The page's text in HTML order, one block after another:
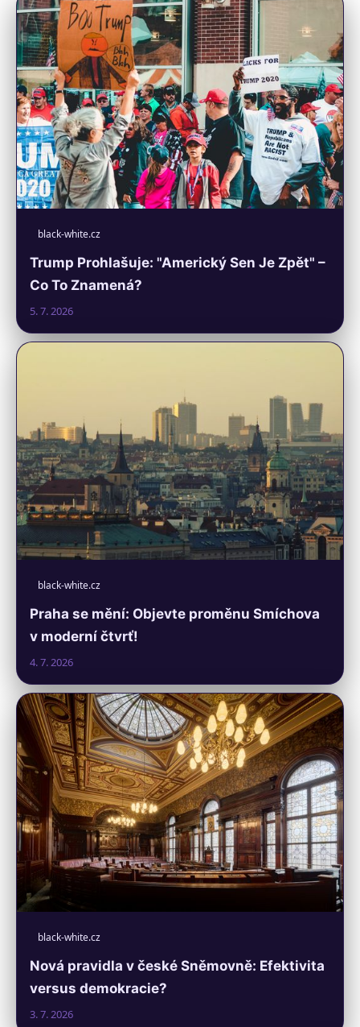
black-white.cz
Trump Prohlašuje: "Americký Sen Je Zpět" –
Co To Znamená?
5. 7. 2026
black-white.cz
Praha se mění: Objevte proměnu Smíchova
v moderní čtvrť!
4. 7. 2026
black-white.cz
Nová pravidla v české Sněmovně: Efektivita
versus demokracie?
3. 7. 2026